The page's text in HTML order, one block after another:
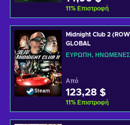
11% Επιστροφή
Steam
Midnight Club 2
GLOBAL
ΕΥΡΏΠΗ, ΗΝΩΜΈΝΕΣ
Από
123,28 $
11% Επιστροφή